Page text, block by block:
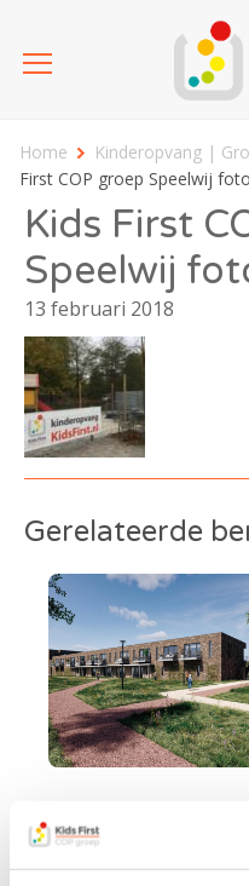
Home Kinderopvang |
First COP groep Speelwij
Kids First
Speelwij
13 februari 2018
Gerelateerde
tekent
koopcontract